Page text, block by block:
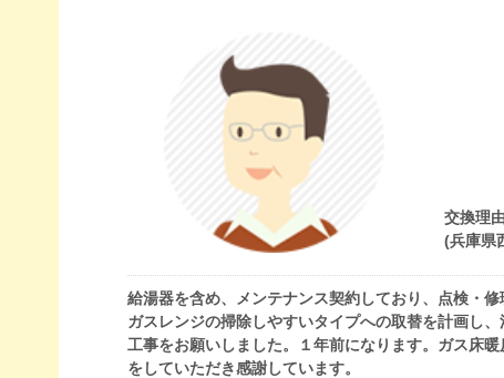
交換理
(兵庫県
給湯器を含め、メンテナンス契約しており、点検・
ガスレンジの掃除しやすいタイプへの取替を計画し
工事をお願いしました。１年前になります。ガス床
をしていただき感謝しています。